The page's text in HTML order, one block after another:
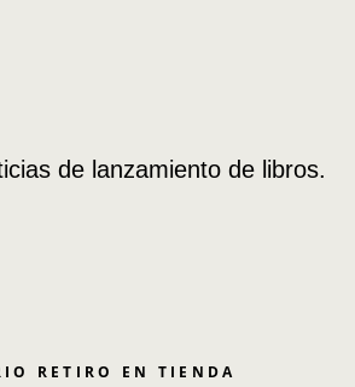
de lanzamiento de libros.
RETIRO EN TIENDA